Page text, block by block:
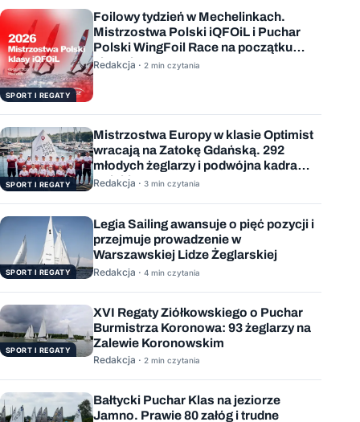
SPORT I REGATY
Foilowy tydzień w Mechelinkach.
Mistrzostwa Polski iQFOiL i Puchar
Polski WingFoil Race na początku
sierpnia
Redakcja · 2 min czytania
SPORT I REGATY
Mistrzostwa Europy w klasie Optimist
wracają na Zatokę Gdańską. 292
młodych żeglarzy i podwójna kadra
Polski
Redakcja · 3 min czytania
SPORT I REGATY
Legia Sailing awansuje o pięć pozycji i
przejmuje prowadzenie w
Warszawskiej Lidze Żeglarskiej
Redakcja · 4 min czytania
SPORT I REGATY
XVI Regaty Ziółkowskiego o Puchar
Burmistrza Koronowa: 93 żeglarzy na
Zalewie Koronowskim
Redakcja · 2 min czytania
Bałtycki Puchar Klas na jeziorze
Jamno. Prawie 80 załóg i trudne